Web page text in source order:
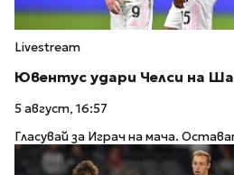
Livestream
Ювентус удари Челси на
5 август, 16:57
Гласувай за Играч на мача.